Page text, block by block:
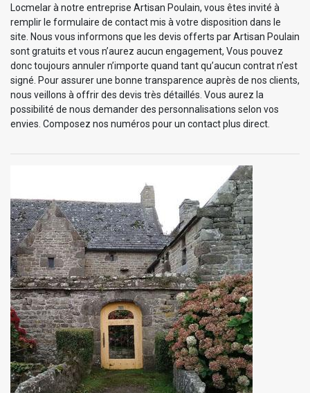
Locmelar à notre entreprise Artisan Poulain, vous êtes invité à
remplir le formulaire de contact mis à votre disposition dans le
site. Nous vous informons que les devis offerts par Artisan Poulain
sont gratuits et vous n’aurez aucun engagement, Vous pouvez
donc toujours annuler n’importe quand tant qu’aucun contrat n’est
signé. Pour assurer une bonne transparence auprès de nos clients,
nous veillons à offrir des devis très détaillés. Vous aurez la
possibilité de nous demander des personnalisations selon vos
envies. Composez nos numéros pour un contact plus direct.